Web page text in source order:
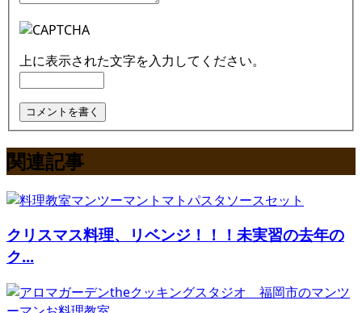
上に表示された文字を入力してください。
関連記事
クリスマス料理、リベンジ！！！未実習の去年の
ク...